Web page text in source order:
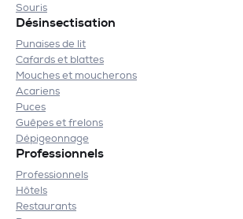
Souris
Désinsectisation
Punaises de lit
Cafards et blattes
Mouches et moucherons
Acariens
Puces
Guêpes et frelons
Dépigeonnage
Professionnels
Professionnels
Hôtels
Restaurants